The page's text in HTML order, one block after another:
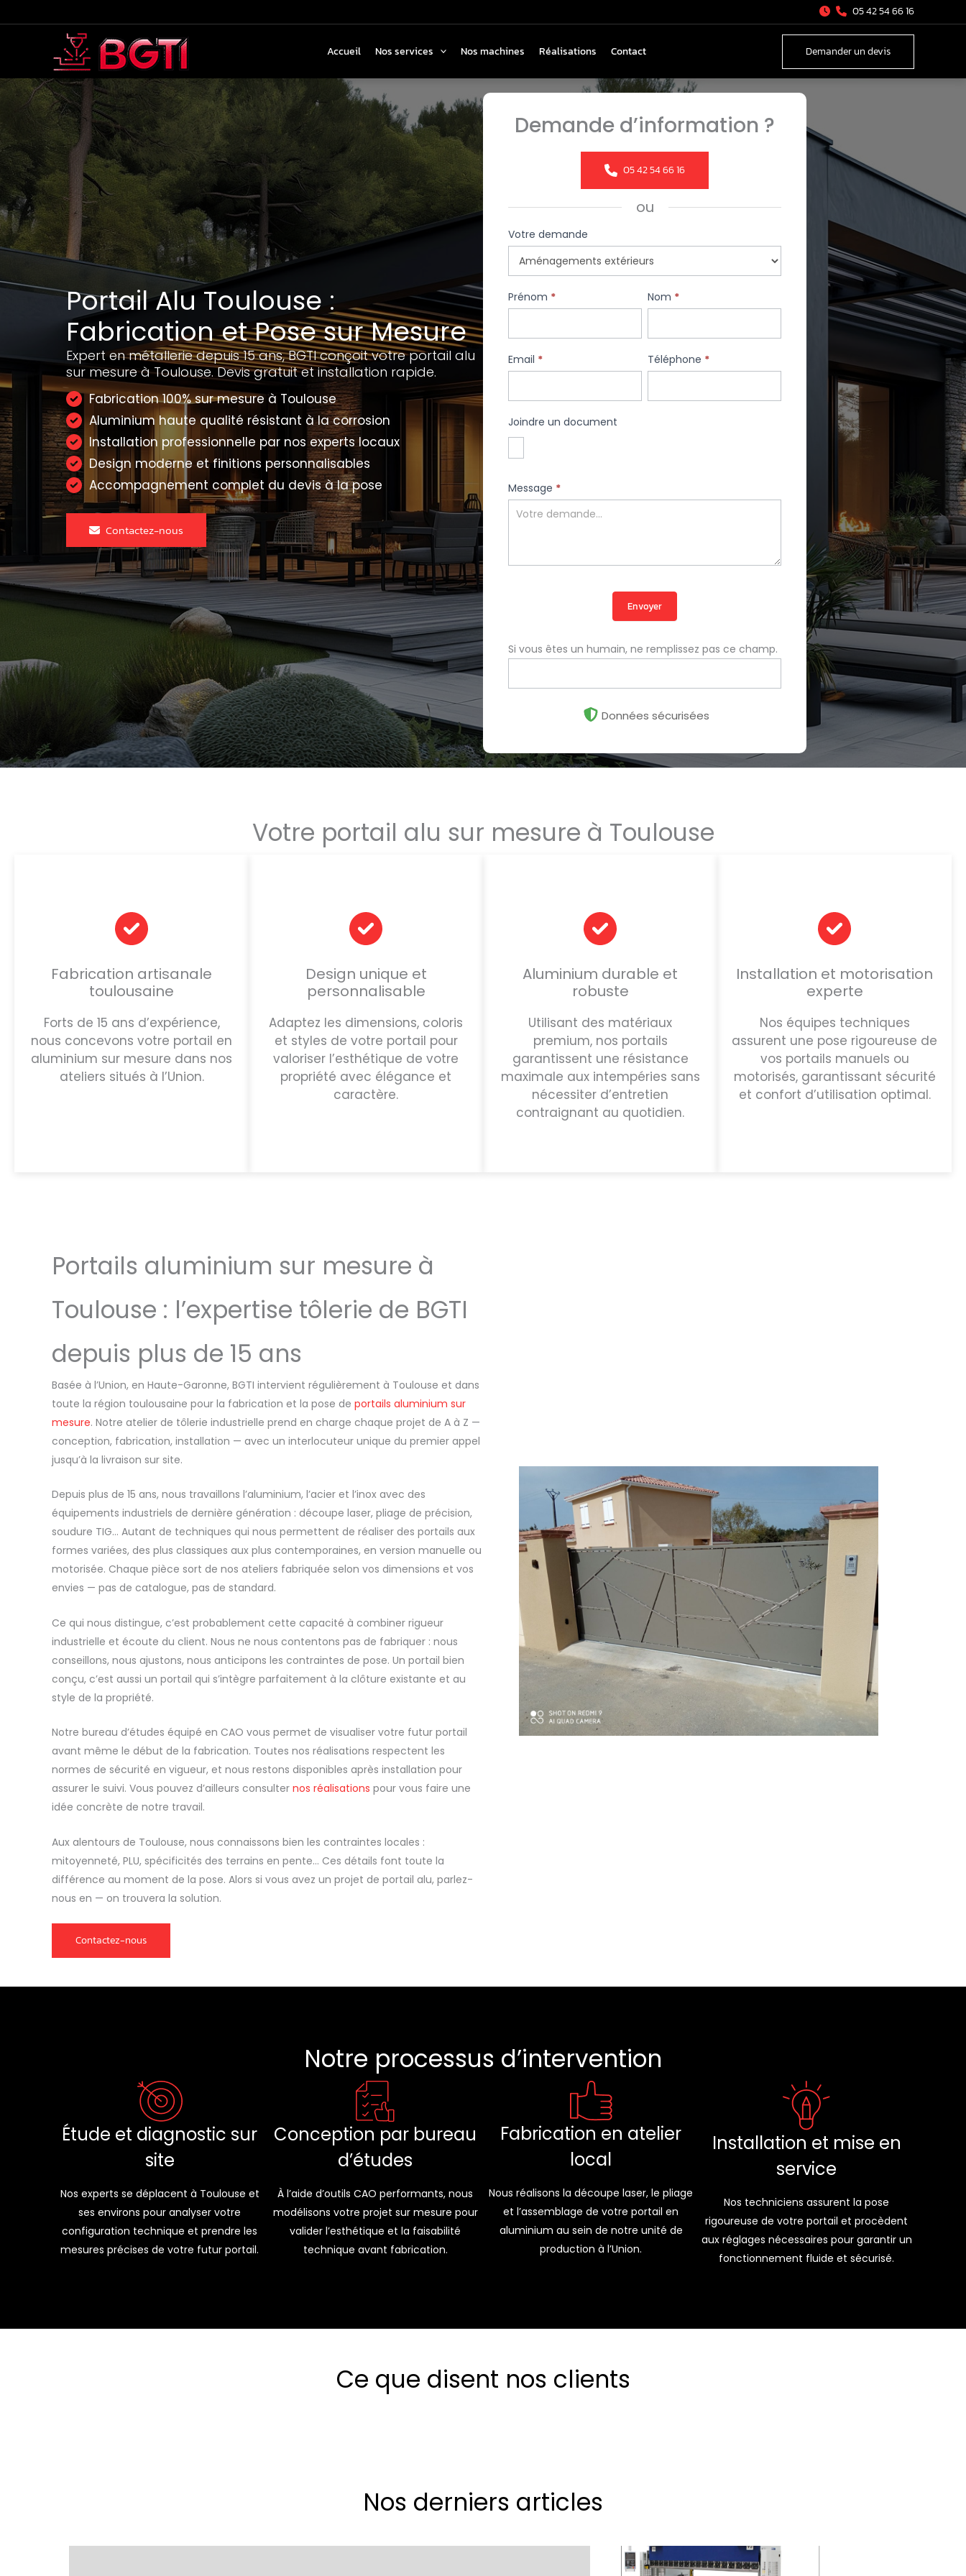
au
05 42 54 66 16
Accueil Nos services Nos machines Réalisations Contact Demander un devis
Portail Alu Toulouse :
Fabrication et Pose sur Mesure
Expert en métallerie depuis 15 ans, BGTI conçoit votre portail alu
sur mesure à Toulouse. Devis gratuit et installation rapide.
Fabrication 100% sur mesure à Toulouse
Aluminium haute qualité résistant à la corrosion
Installation professionnelle par nos experts locaux
Design moderne et finitions personnalisables
Accompagnement complet du devis à la pose
Contactez-nous
Demande d’information ?
05 42 54 66 16
ou
Formulaire
téléphone
Votre demande
Prénom * Nom *
Email * Téléphone *
Joindre un document
Message *
Envoyer
Si vous êtes un humain, ne remplissez pas ce champ.
Données sécurisées
Votre portail alu sur mesure à Toulouse
Fabrication artisanale
toulousaine
Forts de 15 ans d’expérience,
nous concevons votre portail en
aluminium sur mesure dans nos
ateliers situés à l’Union.
Design unique et
personnalisable
Adaptez les dimensions, coloris
et styles de votre portail pour
valoriser l’esthétique de votre
propriété avec élégance et
caractère.
Aluminium durable et
robuste
Utilisant des matériaux
premium, nos portails
garantissent une résistance
maximale aux intempéries sans
nécessiter d’entretien
contraignant au quotidien.
Installation et motorisation
experte
Nos équipes techniques
assurent une pose rigoureuse de
vos portails manuels ou
motorisés, garantissant sécurité
et confort d’utilisation optimal.
Portails aluminium sur mesure à
Toulouse : l’expertise tôlerie de BGTI
depuis plus de 15 ans
Basée à l’Union, en Haute-Garonne, BGTI intervient régulièrement à Toulouse et dans
toute la région toulousaine pour la fabrication et la pose de portails aluminium sur
mesure. Notre atelier de tôlerie industrielle prend en charge chaque projet de A à Z —
conception, fabrication, installation — avec un interlocuteur unique du premier appel
jusqu’à la livraison sur site.
Depuis plus de 15 ans, nous travaillons l’aluminium, l’acier et l’inox avec des
équipements industriels de dernière génération : découpe laser, pliage de précision,
soudure TIG… Autant de techniques qui nous permettent de réaliser des portails aux
formes variées, des plus classiques aux plus contemporaines, en version manuelle ou
motorisée. Chaque pièce sort de nos ateliers fabriquée selon vos dimensions et vos
envies — pas de catalogue, pas de standard.
Ce qui nous distingue, c’est probablement cette capacité à combiner rigueur
industrielle et écoute du client. Nous ne nous contentons pas de fabriquer : nous
conseillons, nous ajustons, nous anticipons les contraintes de pose. Un portail bien
conçu, c’est aussi un portail qui s’intègre parfaitement à la clôture existante et au
style de la propriété.
Notre bureau d’études équipé en CAO vous permet de visualiser votre futur portail
avant même le début de la fabrication. Toutes nos réalisations respectent les
normes de sécurité en vigueur, et nous restons disponibles après installation pour
assurer le suivi. Vous pouvez d’ailleurs consulter nos réalisations pour vous faire une
idée concrète de notre travail.
Aux alentours de Toulouse, nous connaissons bien les contraintes locales :
mitoyenneté, PLU, spécificités des terrains en pente… Ces détails font toute la
différence au moment de la pose. Alors si vous avez un projet de portail alu, parlez-
nous en — on trouvera la solution.
Contactez-nous
Notre processus d’intervention
Étude et diagnostic sur
site
Nos experts se déplacent à Toulouse et
ses environs pour analyser votre
configuration technique et prendre les
mesures précises de votre futur portail.
Conception par bureau
d’études
À l’aide d’outils CAO performants, nous
modélisons votre projet sur mesure pour
valider l’esthétique et la faisabilité
technique avant fabrication.
Fabrication en atelier
local
Nous réalisons la découpe laser, le pliage
et l’assemblage de votre portail en
aluminium au sein de notre unité de
production à l’Union.
Installation et mise en
service
Nos techniciens assurent la pose
rigoureuse de votre portail et procèdent
aux réglages nécessaires pour garantir un
fonctionnement fluide et sécurisé.
Ce que disent nos clients
Nos derniers articles